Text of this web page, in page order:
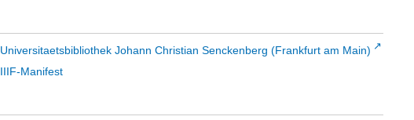
Universitaetsbibliothek Johann Christian Senckenberg (Frankfurt am Main)
IIIF-Manifest